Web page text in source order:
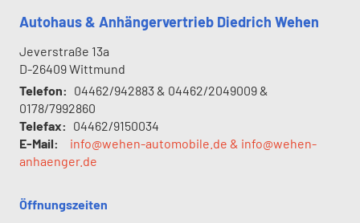
Autohaus & Anhängervertrieb Diedrich Wehen
Jeverstraße 13a
D-26409Wittmund
Telefon: 04462/942883 & 04462/2049009 &
0178/7992860
Telefax: 04462/9150034
E-Mail:
info@wehen-automobile.de & info@wehen-
anhaenger.de
Öffnungszeiten